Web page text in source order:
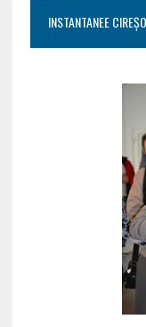
INSTANTANEE